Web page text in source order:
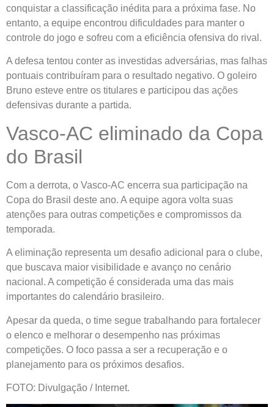
conquistar a classificação inédita para a próxima fase. No
entanto, a equipe encontrou dificuldades para manter o
controle do jogo e sofreu com a eficiência ofensiva do rival.
A defesa tentou conter as investidas adversárias, mas falhas
pontuais contribuíram para o resultado negativo. O goleiro
Bruno esteve entre os titulares e participou das ações
defensivas durante a partida.
Vasco-AC eliminado da Copa
do Brasil
Com a derrota, o Vasco-AC encerra sua participação na
Copa do Brasil deste ano. A equipe agora volta suas
atenções para outras competições e compromissos da
temporada.
A eliminação representa um desafio adicional para o clube,
que buscava maior visibilidade e avanço no cenário
nacional. A competição é considerada uma das mais
importantes do calendário brasileiro.
Apesar da queda, o time segue trabalhando para fortalecer
o elenco e melhorar o desempenho nas próximas
competições. O foco passa a ser a recuperação e o
planejamento para os próximos desafios.
FOTO: Divulgação / Internet.